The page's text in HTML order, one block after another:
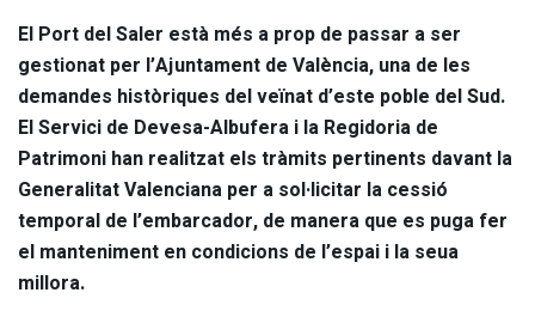
El Port del Saler està més a prop de passar a ser
gestionat per l’Ajuntament de València, una de les
demandes històriques del veïnat d’este poble del Sud.
El Servici de Devesa-Albufera i la Regidoria de
Patrimoni han realitzat els tràmits pertinents davant la
Generalitat Valenciana per a sol·licitar la cessió
temporal de l’embarcador, de manera que es puga fer
el manteniment en condicions de l’espai i la seua
millora.